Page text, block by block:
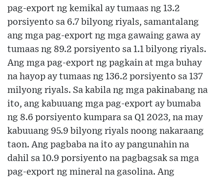
pag-export ng kemikal ay tumaas ng 13.2
porsiyento sa 6.7 bilyong riyals, samantalang
ang mga pag-export ng mga gawaing gawa ay
tumaas ng 89.2 porsiyento sa 1.1 bilyong riyals.
Ang mga pag-export ng pagkain at mga buhay
na hayop ay tumaas ng 136.2 porsiyento sa 137
milyong riyals. Sa kabila ng mga pakinabang na
ito, ang kabuuang mga pag-export ay bumaba
ng 8.6 porsiyento kumpara sa Q1 2023, na may
kabuuang 95.9 bilyong riyals noong nakaraang
taon. Ang pagbaba na ito ay pangunahin na
dahil sa 10.9 porsiyento na pagbagsak sa mga
pag-export ng mineral na gasolina. Ang